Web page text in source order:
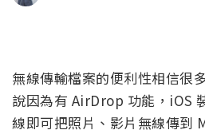
無線傳輸檔案的便利性相信很
說因為有 AirDrop 功能，iOS
線即可把照片、影片無線傳到